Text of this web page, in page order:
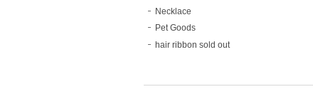
Necklace
Pet Goods
hair ribbon sold out